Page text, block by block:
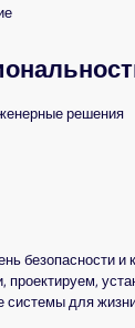
безопасности и
проектируем,
для
решения